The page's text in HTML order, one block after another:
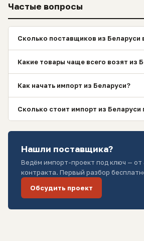
Частые вопросы
Сколько поставщиков из Беларуси
Какие товары чаще всего возят из
Как начать импорт из Беларуси?
Сколько стоит импорт из Беларуси
Нашли поставщика?
Ведём импорт-проект под ключ — от
контракта. Первый разбор
Обсудить проект